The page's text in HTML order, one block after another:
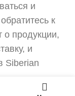
и
к
о продукции,
и
Siberian